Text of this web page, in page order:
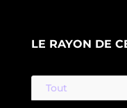
LE RAYON DE
Tout